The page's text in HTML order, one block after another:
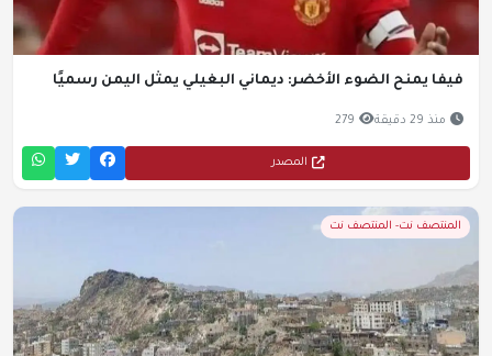
فيفا يمنح الضوء الأخضر: ديماني البغيلي يمثل اليمن رسميًا
منذ 29 دقيقة 279
المصدر
المنتصف نت- المنتصف نت